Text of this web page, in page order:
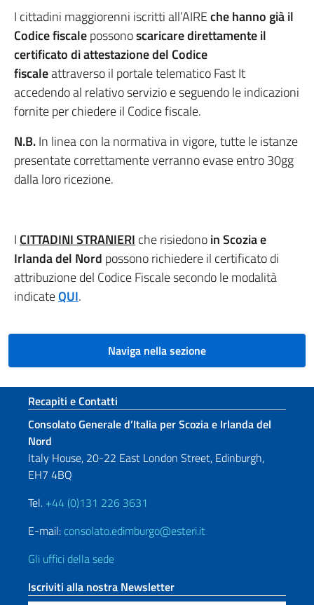
I cittadini maggiorenni iscritti all’AIREche hanno già il
Codice fiscalepossonoscaricare direttamente il
certificato di attestazione del Codice
fiscaleattraverso il portale telematico Fast It
accedendo al relativo servizio e seguendo le indicazioni
fornite per chiedere il Codice fiscale.
N.B.In linea con la normativa in vigore, tutte le istanze
presentate correttamente verranno evase entro 30gg
dalla loro ricezione.
I CITTADINI STRANIERI che risiedonoin Scozia e
Irlanda del Nord possono richiedere il certificato di
attribuzione del Codice Fiscale secondo le modalità
indicateQUI.
Naviga nella sezione
Sezione footer
Recapiti e Contatti
Consolato Generale d’Italia per Scozia e Irlanda del
Nord
Italy House, 20-22 East London Street, Edinburgh,
EH7 4BQ
Tel. +44 (0)131 226 3631
E-mail: consolato.edimburgo@esteri.it
Gli uffici della sede
Iscriviti alla nostra Newsletter